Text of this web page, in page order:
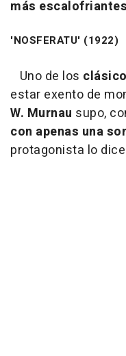
más
'NOSFERATU' (1922)
Uno de los
estar exento de
W. Murnau supo,
con apenas una
protagonista lo